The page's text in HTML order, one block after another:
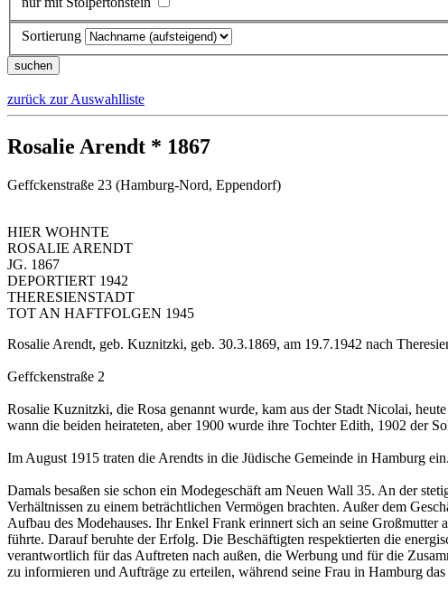
Sortierung
zurück zur Auswahlliste
Rosalie Arendt * 1867
Geffckenstraße 23 (Hamburg-Nord, Eppendorf)
HIER WOHNTE
ROSALIE ARENDT
JG. 1867
DEPORTIERT 1942
THERESIENSTADT
TOT AN HAFTFOLGEN 1945
Rosalie Arendt, geb. Kuznitzki, geb. 30.3.1869, am 19.7.1942 nach
Geffckenstraße 2
Rosalie Kuznitzki, die Rosa genannt wurde, kam aus der Stadt Nicolai,
wann die beiden heirateten, aber 1900 wurde ihre Tochter Edith, 1902 der
Im August 1915 traten die Arendts in die Jüdische Gemeinde in Hamburg ein.
Damals besaßen sie schon ein Modegeschäft am Neuen Wall 35. An der
Verhältnissen zu einem beträchtlichen Vermögen brachten. Außer dem
Aufbau des Modehauses. Ihr Enkel Frank erinnert sich an seine
führte. Darauf beruhte der Erfolg. Die Beschäftigten respektierten die
verantwortlich für das Auftreten nach außen, die Werbung und für die
zu informieren und Aufträge zu erteilen, während seine Frau in Hamburg